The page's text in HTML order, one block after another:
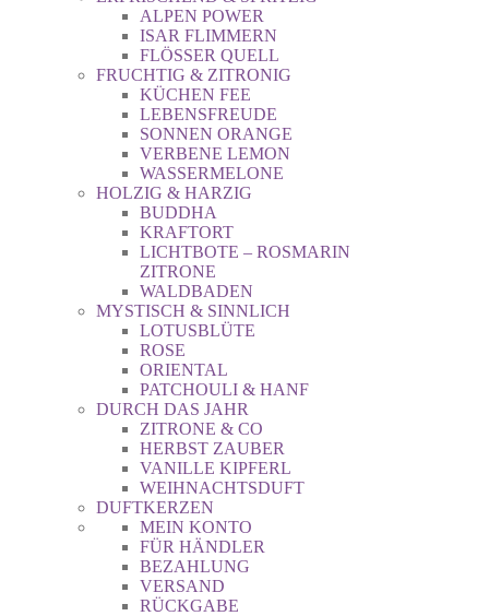
ALPEN POWER
ISAR FLIMMERN
FLÖSSER QUELL
FRUCHTIG & ZITRONIG
KÜCHEN FEE
LEBENSFREUDE
SONNEN ORANGE
VERBENE LEMON
WASSERMELONE
HOLZIG & HARZIG
BUDDHA
KRAFTORT
LICHTBOTE – ROSMARIN
ZITRONE
WALDBADEN
MYSTISCH & SINNLICH
LOTUSBLÜTE
ROSE
ORIENTAL
PATCHOULI & HANF
DURCH DAS JAHR
ZITRONE & CO
HERBST ZAUBER
VANILLE KIPFERL
WEIHNACHTSDUFT
DUFTKERZEN
MEIN KONTO
FÜR HÄNDLER
BEZAHLUNG
VERSAND
RÜCKGABE